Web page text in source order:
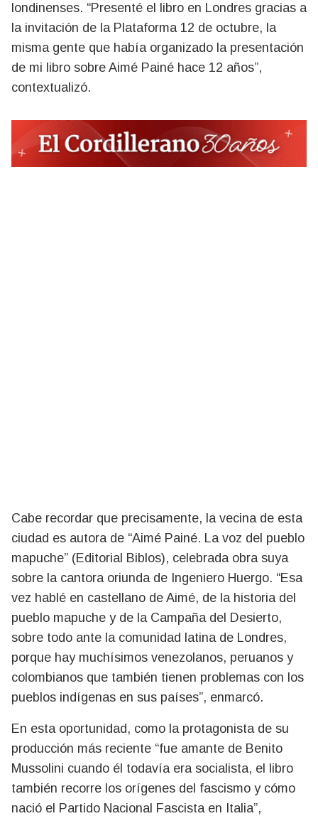
londinenses. “Presenté el libro en Londres gracias a
la invitación de la Plataforma 12 de octubre, la
misma gente que había organizado la presentación
de mi libro sobre Aimé Painé hace 12 años”,
contextualizó.
Cabe recordar que precisamente, la vecina de esta
ciudad es autora de “Aimé Painé. La voz del pueblo
mapuche” (Editorial Biblos), celebrada obra suya
sobre la cantora oriunda de Ingeniero Huergo. “Esa
vez hablé en castellano de Aimé, de la historia del
pueblo mapuche y de la Campaña del Desierto,
sobre todo ante la comunidad latina de Londres,
porque hay muchísimos venezolanos, peruanos y
colombianos que también tienen problemas con los
pueblos indígenas en sus países”, enmarcó.
En esta oportunidad, como la protagonista de su
producción más reciente “fue amante de Benito
Mussolini cuando él todavía era socialista, el libro
también recorre los orígenes del fascismo y cómo
nació el Partido Nacional Fascista en Italia”,